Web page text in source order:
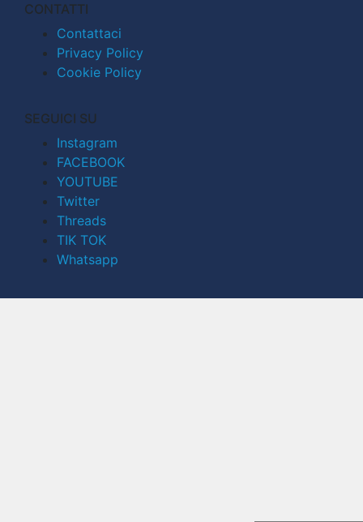
CONTATTI
Contattaci
Privacy Policy
Cookie Policy
SEGUICI SU
Instagram
FACEBOOK
YOUTUBE
Twitter
Threads
TIK TOK
Whatsapp